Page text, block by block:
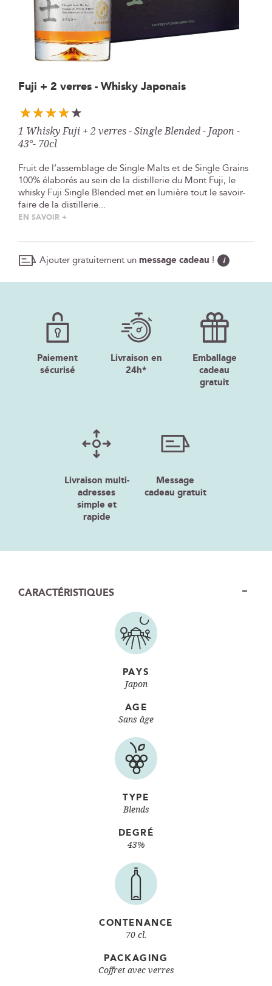
Skip
the
beginning
of
the
gallery
Fuji + 2 verres - Whisky Japonais
1 Whisky Fuji + 2 verres - Single Blended - Japon -
43°- 70cl
Fruit de l’assemblage de Single Malts et de Single Grains
100% élaborés au sein de la distillerie du Mont Fuji, le
whisky Fuji Single Blended met en lumière tout le savoir-
faire de la distillerie...
EN SAVOIR +
Ajouter gratuitement unmessage cadeau ! i
Paiement
sécurisé
Livraison en
24h*
Emballage
cadeau
gratuit
Livraison multi-
adresses
simple et
rapide
Message
cadeau gratuit
CARACTÉRISTIQUES
PAYS
Japon
AGE
Sans âge
TYPE
Blends
DEGRÉ
43%
CONTENANCE
70 cl.
PACKAGING
Coffret avec verres